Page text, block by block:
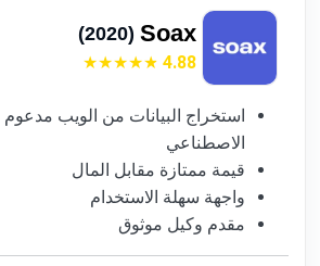
Soax
(2020)
4.88
استخراج البيانات من الويب مدعوم
الاصطناعي
قيمة ممتازة مقابل المال
واجهة سهلة الاستخدام
مقدم وكيل موثوق